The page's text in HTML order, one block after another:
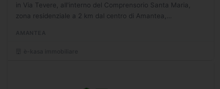
in Via Tevere, all'interno del Comprensorio Santa Maria,
zona residenziale a 2 km dal centro di Amantea,